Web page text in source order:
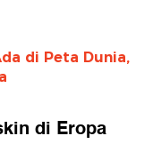
di Peta Dunia,
di Eropa